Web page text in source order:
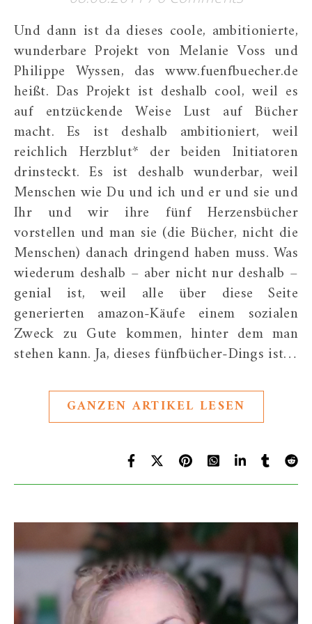
Und dann ist da dieses coole, ambitionierte,
wunderbare Projekt von Melanie Voss und
Philippe Wyssen, das www.fuenfbuecher.de
heißt. Das Projekt ist deshalb cool, weil es
auf entzückende Weise Lust auf Bücher
macht. Es ist deshalb ambitioniert, weil
reichlich Herzblut* der beiden Initiatoren
drinsteckt. Es ist deshalb wunderbar, weil
Menschen wie Du und ich und er und sie und
Ihr und wir ihre fünf Herzensbücher
vorstellen und man sie (die Bücher, nicht die
Menschen) danach dringend haben muss. Was
wiederum deshalb – aber nicht nur deshalb –
genial ist, weil alle über diese Seite
generierten amazon-Käufe einem sozialen
Zweck zu Gute kommen, hinter dem man
stehen kann. Ja, dieses fünfbücher-Dings ist…
GANZEN ARTIKEL LESEN